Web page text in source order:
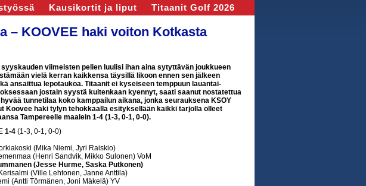
Kausikortit ja liput Titaanit Golf 2026
– KOOVEE haki voiton Kotkasta
syyskauden viimeisten pelien luulisi ihan aina sytyttävän joukkueen
vielä kerran kaikkensa täysillä likoon ennen sen jälkeen
ansaittua lepotaukoa. Titaanit ei kyseiseen temppuun lauantai-
jostain syystä kuitenkaan kyennyt, saati saanut nostatettua
tunnetilaa koko kamppailun aikana, jonka seurauksena KSOY
Koovee haki tylyn tehokkaalla esityksellään kaikki tarjolla olleet
Tampereelle maalein 1-4 (1-3, 0-1, 0-0).
1-4 (1-3, 0-1, 0-0)
(Mika Niemi, Jyri Raiskio)
(Henri Sandvik, Mikko Sulonen) VoM
(Jesse Hurme, Saska Putkonen)
(Ville Lehtonen, Janne Anttila)
(Antti Törmänen, Joni Mäkelä) YV